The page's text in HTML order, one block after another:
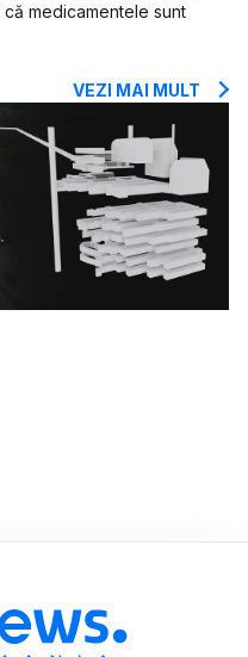
medicamentele sunt
VEZI MAI MULT